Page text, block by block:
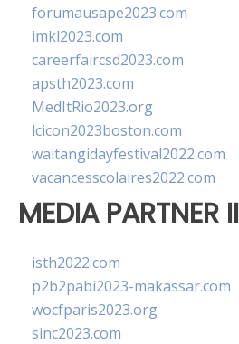
forumausape2023.com
imkl2023.com
careerfaircsd2023.com
apsth2023.com
MedItRio2023.org
lcicon2023boston.com
waitangidayfestival2022.com
vacancesscolaires2022.com
MEDIA PARTNER II
isth2022.com
p2b2pabi2023-makassar.com
wocfparis2023.org
sinc2023.com